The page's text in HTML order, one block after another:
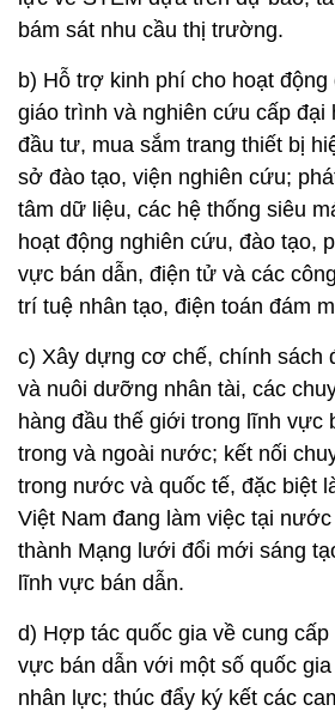
bám sát nhu cầu thị trường.
b) Hỗ trợ kinh phí cho hoạt
giáo trình và nghiên cứu cấp đại
đầu tư, mua sắm trang thiết bị
sở đào tạo, viện nghiên cứu;
tâm dữ liệu, các hệ thống siêu
hoạt động nghiên cứu, đào tạo,
vực bán dẫn, điện tử và các
trí tuệ nhân tạo, điện toán đám
c) Xây dựng cơ chế, chính sách
và nuôi dưỡng nhân tài, các
hàng đầu thế giới trong lĩnh vực
trong và ngoài nước; kết nối
trong nước và quốc tế, đặc biệt
Việt Nam đang làm việc tại
thành Mạng lưới đổi mới sáng
lĩnh vực bán dẫn.
d) Hợp tác quốc gia về cung
vực bán dẫn với một số quốc
nhân lực; thúc đẩy ký kết các